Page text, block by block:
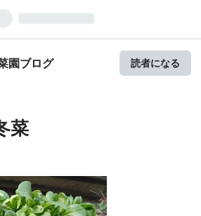
園ブログ 読者になる
菜